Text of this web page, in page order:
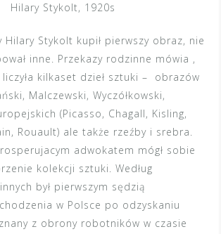
Hilary Stykolt, 1920s
Hilary Stykolt kupił pierwszy obraz, nie
inne. Przekazy rodzinne mówia ,
kilkaset dzieł sztuki – obrazów
Malczewski, Wyczółkowski,
(Picasso, Chagall, Kisling,
Rouault) ale także rzeźby i srebra.
adwokatem mógł sobie
kolekcji sztuki. Według
był pierwszym sędzią
w Polsce po odzyskaniu
z obrony robotników w czasie